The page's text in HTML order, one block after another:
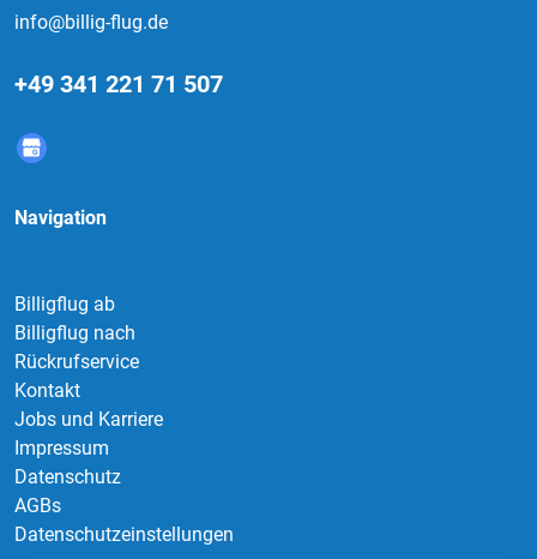
info@billig-flug.de
+49 341 221 71 507
Navigation
Billigflug ab
Billigflug nach
Rückrufservice
Kontakt
Jobs und Karriere
Impressum
Datenschutz
AGBs
Datenschutzeinstellungen